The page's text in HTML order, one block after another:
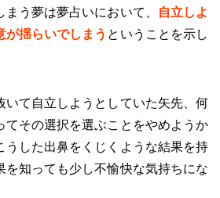
う夢は夢占いにおいて、
自立しよ
が揺らいでしまう ということを示し
いて自立しようとしていた矢先、何
てその選択を選ぶことをやめようか
うした出鼻をくじくような結果を持
を知っても少し不愉快な気持ちにな